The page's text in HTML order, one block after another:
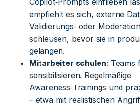
empfiehlt es sich, externe
Validierungs‑ oder
schleusen, bevor sie in
gelangen.
Mitarbeiter schulen: Teams
sensibilisieren. Regelmäßige
Awareness‑Trainings und
– etwa mit realistischen